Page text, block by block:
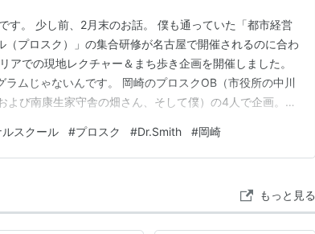
す。 少し前、2月末のお話。 僕も通っていた「都市経営
（プロスク）」の集合研修が名古屋で開催されるのに合わ
アでの現地レクチャー＆まち歩き企画を開催しました。
ラムじゃないんです。 岡崎のプロスクOB（市役所の中川
び南康生家守舎の畑さん、そして僕）の4人で企画。
ずは、それぞれの視点でレクチャー。 中川さんからは行
とエリア…
スクール #プロスク #Dr.Smith #岡崎
もっと見る